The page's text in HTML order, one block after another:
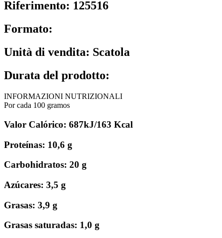
Riferimento: 125516
Formato:
Unità di vendita: Scatola
Durata del prodotto:
INFORMAZIONI NUTRIZIONALI
Por cada 100 gramos
Valor Calórico: 687kJ/163 Kcal
Proteínas: 10,6 g
Carbohidratos: 20 g
Azúcares: 3,5 g
Grasas: 3,9 g
Grasas saturadas: 1,0 g